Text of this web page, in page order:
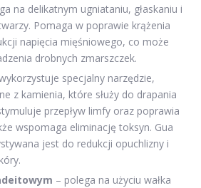
na delikatnym ugniataniu, głaskaniu i
Pomaga w poprawie krążenia
napięcia mięśniowego, co może
drobnych zmarszczek.
specjalny narzędzie,
z kamienia, które służy do drapania
przepływ limfy oraz poprawia
wspomaga eliminację toksyn. Gua
jest do redukcji opuchlizny i
– polega na użyciu wałka